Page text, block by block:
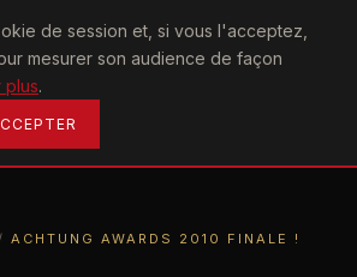
de session et, si vous l'acceptez,
mesurer son audience de façon
plus.
ACHTUNG AWARDS 2010 FINALE !